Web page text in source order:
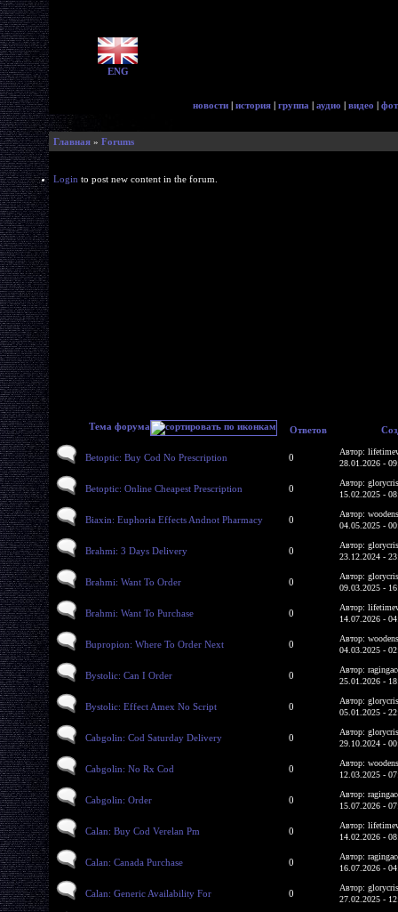
ENG
новости | история | группа | аудио | видео |
Главная » Forums
Login to post new content in the forum.
Тема форума Ответов
Betoptic: Buy Cod No Prescription 0
Автор:
28.01.2026 -
Betoptic: Online Cheapest Prescription 0
Автор:
15.02.2025 -
Biaxin: Euphoria Effects Andnot Pharmacy 0
Автор:
04.05.2025 -
Brahmi: 3 Days Delivery 0
Автор:
23.12.2024 -
Brahmi: Want To Order 0
Автор:
09.03.2025 -
Brahmi: Want To Purchase 0
Автор:
14.07.2026 -
Bupropion: Where To Order Next 0
Автор:
04.03.2025 -
Bystolic: Can I Order 0
Автор:
25.01.2026 -
Bystolic: Effect Amex No Script 0
Автор:
05.01.2025 -
Cabgolin: Cod Saturday Delivery 0
Автор:
29.10.2024 -
Cabgolin: No Rx Cod 0
Автор:
12.03.2025 -
Cabgolin: Order 0
Автор:
15.07.2026 -
Calan: Buy Cod Verelan Pm 0
Автор:
14.02.2026 -
Calan: Canada Purchase 0
Автор:
16.07.2026 -
Calan: Generic Availability For 0
Автор:
27.02.2025 -